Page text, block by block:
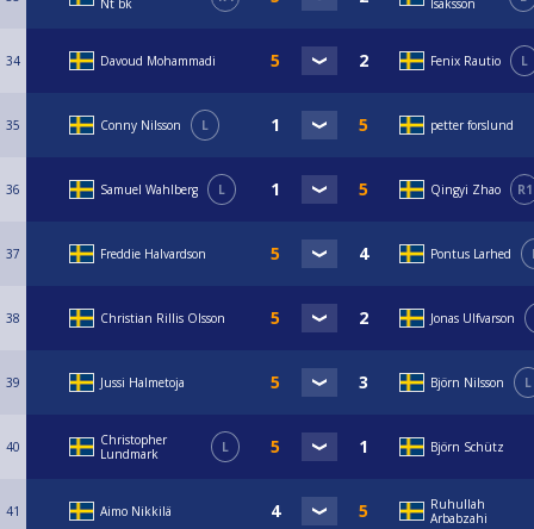
Nt bk
Isaksson
34 Davoud Mohammadi Fenix Rautio L
35 Conny Nilsson L petter forslund
36 Samuel Wahlberg L Qingyi Zhao R1
37 Freddie Halvardson Pontus Larhed
38 Christian Rillis Olsson Jonas Ulfvarson
39 Jussi Halmetoja Björn Nilsson L
40
Christopher
Lundmark
L Björn Schütz
41 Aimo Nikkilä
Ruhullah
Arbabzahi